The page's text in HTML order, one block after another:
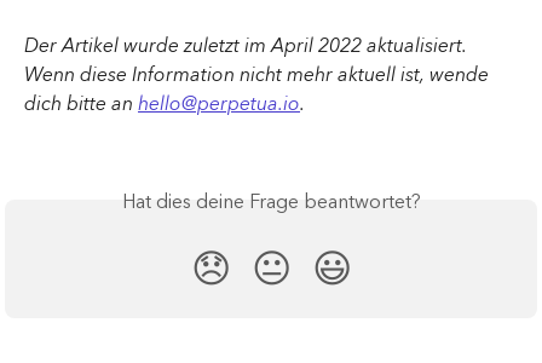
Der Artikel wurde zuletzt im April 2022 aktualisiert.
Wenn diese Information nicht mehr aktuell ist, wende
dich bitte an hello@perpetua.io.
Hat dies deine Frage beantwortet?
😞 😐 😃